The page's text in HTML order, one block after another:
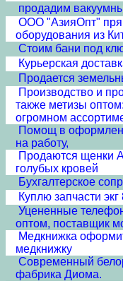
продадим
ООО "АзияОпт"
оборудования из
Стоим бани под
Курьерская
Продается
Производство и
также метизы
огромном
Помощ в
на работу,
Продаются щенки
голубых кровей
Бухгалтерское
Куплю запчасти экг
Уцененные
оптом, поставщик
Медкнижка
медкнижку
Современный
фабрика Диома.